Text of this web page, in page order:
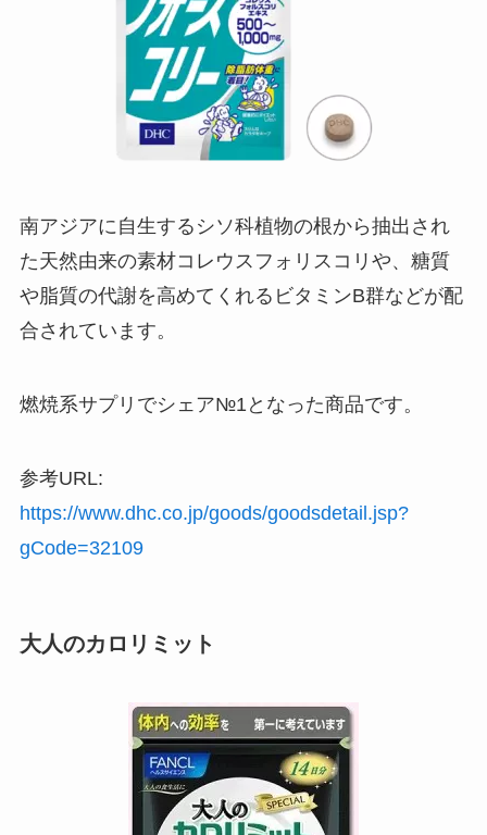
南アジアに自生するシソ科植物の根から抽出され
た天然由来の素材コレウスフォリスコリや、糖質
や脂質の代謝を高めてくれるビタミンB群などが配
合されています。
燃焼系サプリでシェア№1となった商品です。
参考URL:
https://www.dhc.co.jp/goods/goodsdetail.jsp?
gCode=32109
大人のカロリミット